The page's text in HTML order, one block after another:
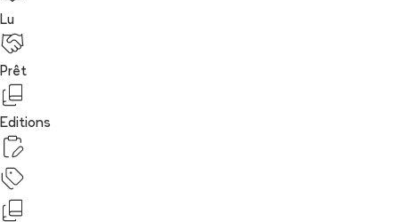
Lu
Prêt
Editions